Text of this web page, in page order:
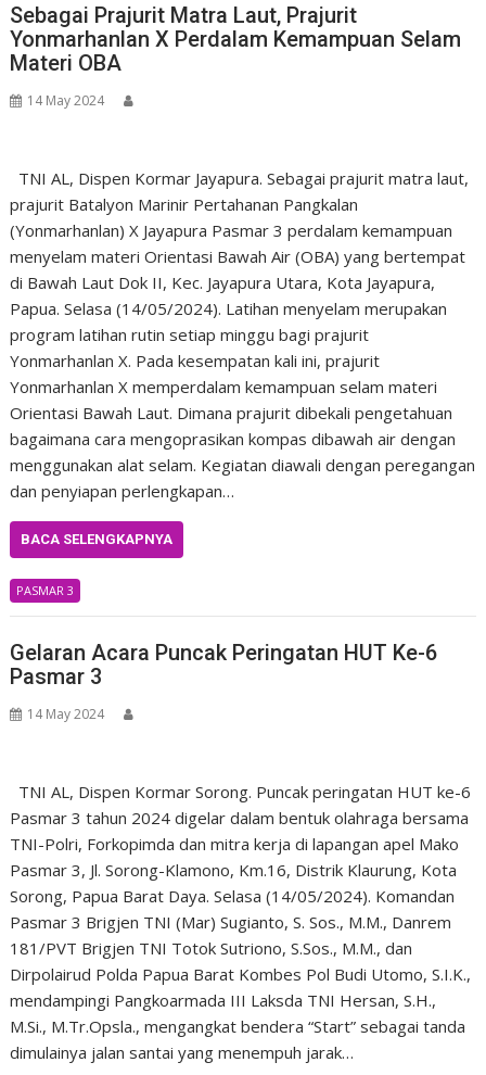
Sebagai Prajurit Matra Laut, Prajurit
Yonmarhanlan X Perdalam Kemampuan Selam
Materi OBA
14 May 2024
TNI AL, Dispen Kormar Jayapura. Sebagai prajurit matra laut,
prajurit Batalyon Marinir Pertahanan Pangkalan
(Yonmarhanlan) X Jayapura Pasmar 3 perdalam kemampuan
menyelam materi Orientasi Bawah Air (OBA) yang bertempat
di Bawah Laut Dok II, Kec. Jayapura Utara, Kota Jayapura,
Papua. Selasa (14/05/2024). Latihan menyelam merupakan
program latihan rutin setiap minggu bagi prajurit
Yonmarhanlan X. Pada kesempatan kali ini, prajurit
Yonmarhanlan X memperdalam kemampuan selam materi
Orientasi Bawah Laut. Dimana prajurit dibekali pengetahuan
bagaimana cara mengoprasikan kompas dibawah air dengan
menggunakan alat selam. Kegiatan diawali dengan peregangan
dan penyiapan perlengkapan…
BACA SELENGKAPNYA
PASMAR 3
Gelaran Acara Puncak Peringatan HUT Ke-6
Pasmar 3
14 May 2024
TNI AL, Dispen Kormar Sorong. Puncak peringatan HUT ke-6
Pasmar 3 tahun 2024 digelar dalam bentuk olahraga bersama
TNI-Polri, Forkopimda dan mitra kerja di lapangan apel Mako
Pasmar 3, Jl. Sorong-Klamono, Km.16, Distrik Klaurung, Kota
Sorong, Papua Barat Daya. Selasa (14/05/2024). Komandan
Pasmar 3 Brigjen TNI (Mar) Sugianto, S. Sos., M.M., Danrem
181/PVT Brigjen TNI Totok Sutriono, S.Sos., M.M., dan
Dirpolairud Polda Papua Barat Kombes Pol Budi Utomo, S.I.K.,
mendampingi Pangkoarmada III Laksda TNI Hersan, S.H.,
M.Si., M.Tr.Opsla., mengangkat bendera “Start” sebagai tanda
dimulainya jalan santai yang menempuh jarak…